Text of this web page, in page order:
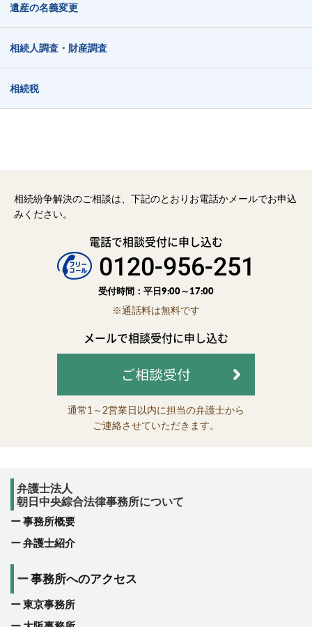
遺産の名義変更
相続人調査・財産調査
相続税
相続紛争解決のご相談は、下記のとおりお電話かメールでお申込
みください。
電話で相談受付に申し込む
0120-956-251
受付時間：平日9:00～17:00
※通話料は無料です
メールで相談受付に申し込む
ご相談受付
通常1～2営業日以内に担当の弁護士から
ご連絡させていただきます。
弁護士法人
朝日中央綜合法律事務所について
事務所概要
弁護士紹介
事務所へのアクセス
東京事務所